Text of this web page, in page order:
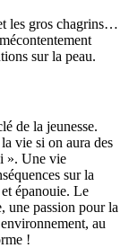
les gros chagrins…
sur la peau.
de la jeunesse.
vie si on aura des
». Une vie
sur la
épanouie. Le
une passion pour la
au
!